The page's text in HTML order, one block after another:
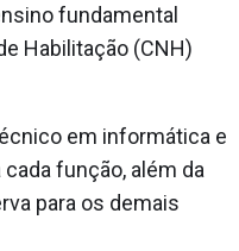
fundamental
Habilitação (CNH)
em informática e
função, além da
para os demais